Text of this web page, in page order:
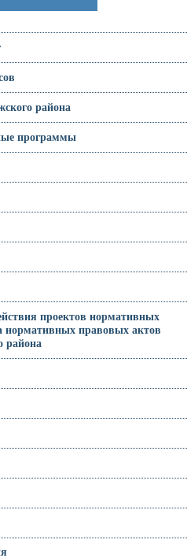
района
программы
проектов нормативных
нормативных правовых актов
района